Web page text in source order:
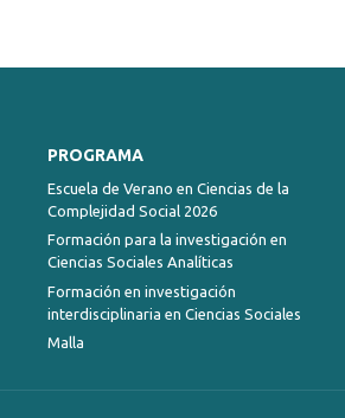
PROGRAMA
Escuela de Verano en Ciencias de la
Complejidad Social 2026
Formación para la investigación en
Ciencias Sociales Analíticas
Formación en investigación
interdisciplinaria en Ciencias Sociales
Malla